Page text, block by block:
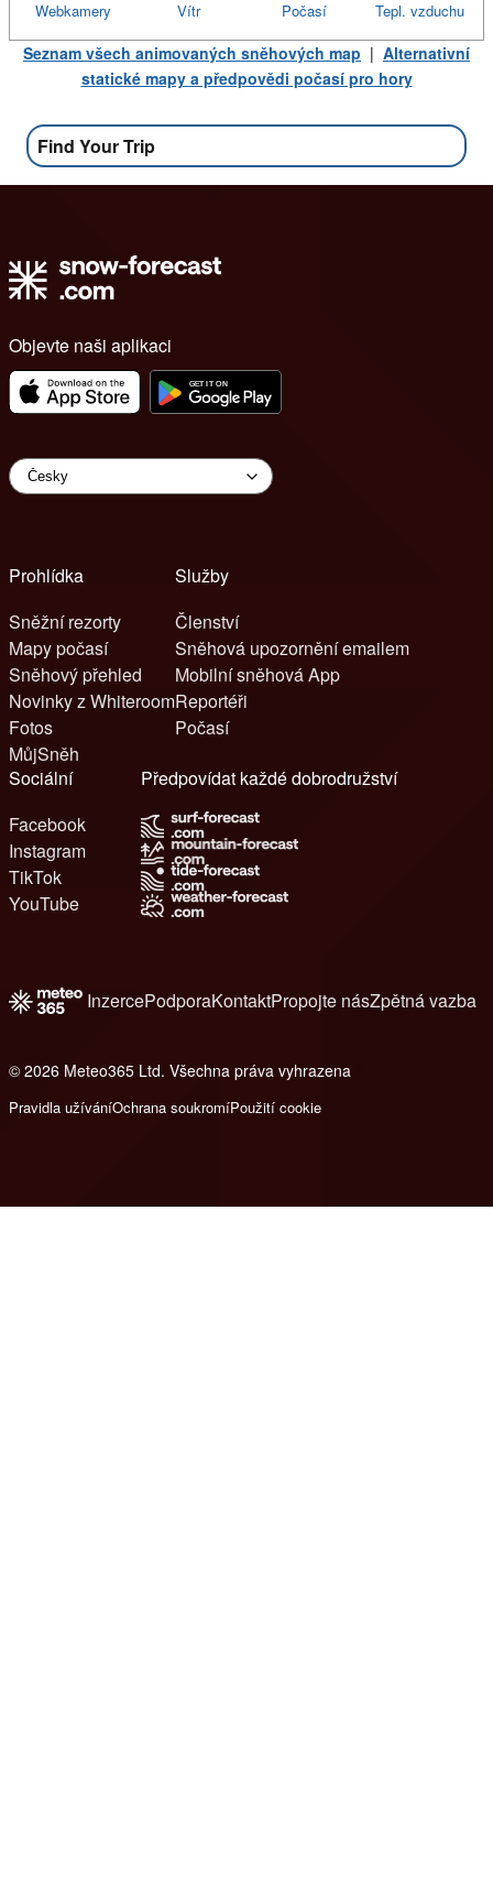
Tepl. vzduchu
Počasí
Vítr
Webkamery
Seznam všech animovaných sněhových map | Alternativní
statické mapy a předpovědi počasí pro hory
Find Your Trip
Objevte naši aplikaci
Prohlídka
Sněžní rezorty
Mapy počasí
Sněhový přehled
Novinky z Whiteroom
Fotos
MůjSněh
Služby
Členství
Sněhová upozornění emailem
Mobilní sněhová App
Reportéři
Počasí
Sociální
Facebook
Instagram
TikTok
YouTube
Předpovídat každé dobrodružství
InzercePodporaKontaktPropojte násZpětná vazba
© 2026 Meteo365 Ltd. Všechna práva vyhrazena
Pravidla užíváníOchrana soukromíPoužití cookie